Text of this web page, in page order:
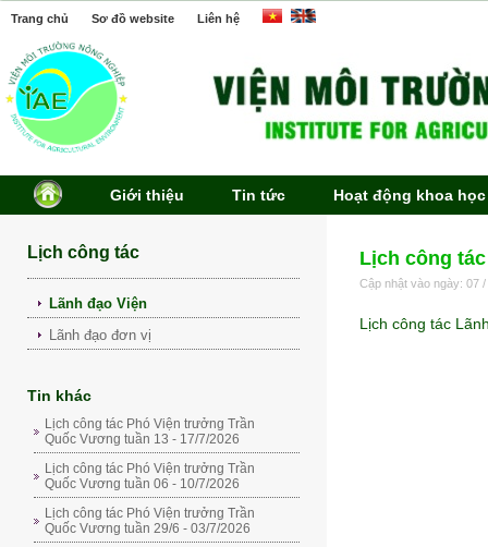
Trang chủ Sơ đồ website Liên hệ
Giới thiệu Tin tức Hoạt động khoa học
Lịch công tác
Lãnh đạo Viện
Lãnh đạo đơn vị
Tin khác
Lịch công tác Phó Viện trưởng Trần
Quốc Vương tuần 13 - 17/7/2026
Lịch công tác Phó Viện trưởng Trần
Quốc Vương tuần 06 - 10/7/2026
Lịch công tác Phó Viện trưởng Trần
Quốc Vương tuần 29/6 - 03/7/2026
Lịch công
Cập nhật vào ngày: 07
Lịch công tác